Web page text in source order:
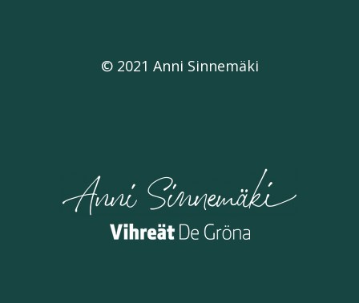
© 2021 Anni Sinnemäki